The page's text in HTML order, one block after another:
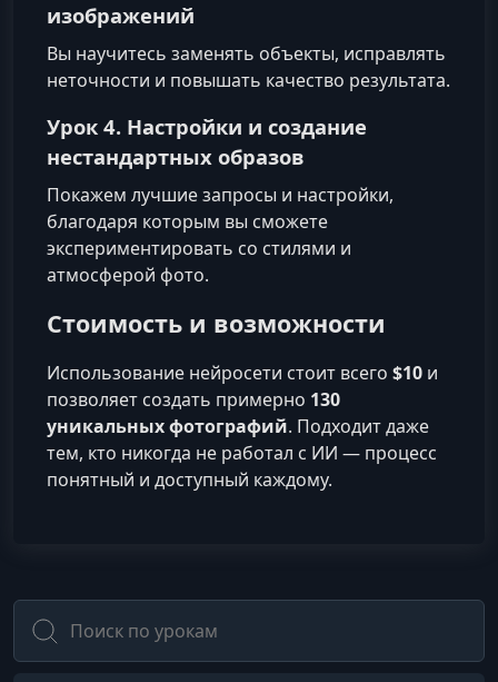
изображений
Вы научитесь заменять объекты, исправлять
неточности и повышать качество результата.
Урок 4. Настройки и создание
нестандартных образов
Покажем лучшие запросы и настройки,
благодаря которым вы сможете
экспериментировать со стилями и
атмосферой фото.
Стоимость и возможности
Использование нейросети стоит всего $10 и
позволяет создать примерно 130
уникальных фотографий. Подходит даже
тем, кто никогда не работал с ИИ — процесс
понятный и доступный каждому.
Поиск